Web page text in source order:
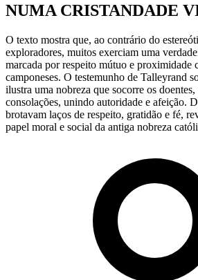
NUMA CRISTANDADE
O texto mostra que, ao contrário do
exploradores, muitos exerciam uma
marcada por respeito mútuo e proximidade
camponeses. O testemunho de Talleyrand
ilustra uma nobreza que socorre os
consolações, unindo autoridade e afeição.
brotavam laços de respeito, gratidão e fé,
papel moral e social da antiga nobreza